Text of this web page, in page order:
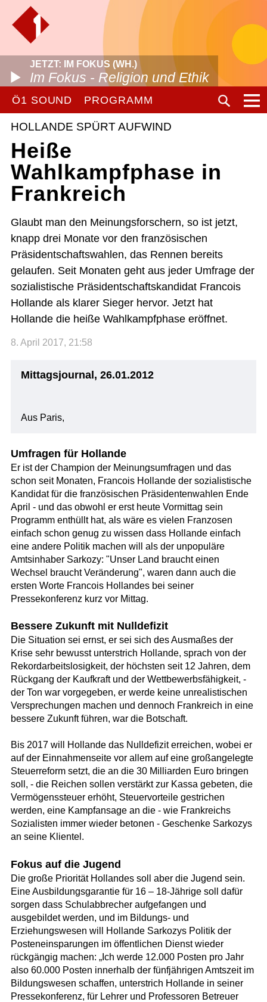
JETZT: IM FOKUS (WH.)
Im Fokus - Religion und Ethik
Ö1 SOUND PROGRAMM
HOLLANDE SPÜRT AUFWIND
Heiße
Wahlkampfphase in
Frankreich
Glaubt man den Meinungsforschern, so ist jetzt,
knapp drei Monate vor den französischen
Präsidentschaftswahlen, das Rennen bereits
gelaufen. Seit Monaten geht aus jeder Umfrage der
sozialistische Präsidentschaftskandidat Francois
Hollande als klarer Sieger hervor. Jetzt hat
Hollande die heiße Wahlkampfphase eröffnet.
8. April 2017, 21:58
Mittagsjournal, 26.01.2012
Aus Paris,
Umfragen für Hollande
Er ist der Champion der Meinungsumfragen und das
schon seit Monaten, Francois Hollande der sozialistische
Kandidat für die französischen Präsidentenwahlen Ende
April - und das obwohl er erst heute Vormittag sein
Programm enthüllt hat, als wäre es vielen Franzosen
einfach schon genug zu wissen dass Hollande einfach
eine andere Politik machen will als der unpopuläre
Amtsinhaber Sarkozy: "Unser Land braucht einen
Wechsel braucht Veränderung", waren dann auch die
ersten Worte Francois Hollandes bei seiner
Pressekonferenz kurz vor Mittag.
Bessere Zukunft mit Nulldefizit
Die Situation sei ernst, er sei sich des Ausmaßes der
Krise sehr bewusst unterstrich Hollande, sprach von der
Rekordarbeitslosigkeit, der höchsten seit 12 Jahren, dem
Rückgang der Kaufkraft und der Wettbewerbsfähigkeit, -
der Ton war vorgegeben, er werde keine unrealistischen
Versprechungen machen und dennoch Frankreich in eine
bessere Zukunft führen, war die Botschaft.
Bis 2017 will Hollande das Nulldefizit erreichen, wobei er
auf der Einnahmenseite vor allem auf eine großangelegte
Steuerreform setzt, die an die 30 Milliarden Euro bringen
soll, - die Reichen sollen verstärkt zur Kassa gebeten, die
Vermögenssteuer erhöht, Steuervorteile gestrichen
werden, eine Kampfansage an die - wie Frankreichs
Sozialisten immer wieder betonen - Geschenke Sarkozys
an seine Klientel.
Fokus auf die Jugend
Die große Priorität Hollandes soll aber die Jugend sein.
Eine Ausbildungsgarantie für 16 – 18-Jährige soll dafür
sorgen dass Schulabbrecher aufgefangen und
ausgebildet werden, und im Bildungs- und
Erziehungswesen will Hollande Sarkozys Politik der
Posteneinsparungen im öffentlichen Dienst wieder
rückgängig machen: „Ich werde 12.000 Posten pro Jahr
also 60.000 Posten innerhalb der fünfjährigen Amtszeit im
Bildungswesen schaffen, unterstrich Hollande in seiner
Pressekonferenz, für Lehrer und Professoren Betreuer